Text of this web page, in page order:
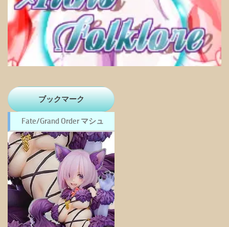
ブックマーク
Fate/Grand Order マシュ